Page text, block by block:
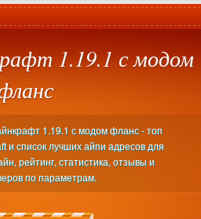
1.19.1 с модом
1.19.1 с модом фланс - топ
и список лучших айпи адресов для
рейтинг, статистика, отзывы и
по параметрам.